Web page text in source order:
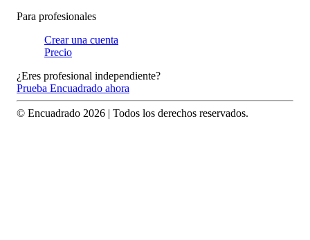
Para profesionales
Crear una cuenta
Precio
¿Eres profesional independiente?
Prueba Encuadrado ahora
© Encuadrado 2026 | Todos los derechos reservados.